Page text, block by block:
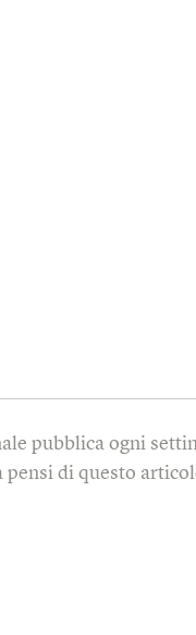
pubblica ogni
pensi di questo